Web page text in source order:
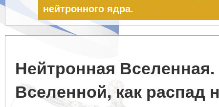
нейтронного ядра.
Нейтронная
Вселенной, как распад